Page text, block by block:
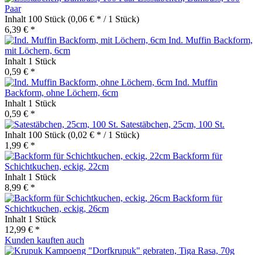
Paar
Inhalt 100 Stück (0,06 € * / 1 Stück)
6,39 € *
Ind. Muffin Backform,
mit Löchern, 6cm
Inhalt 1 Stück
0,59 € *
Ind. Muffin
Backform, ohne Löchern, 6cm
Inhalt 1 Stück
0,59 € *
Satestäbchen, 25cm, 100 St.
Inhalt 100 Stück (0,02 € * / 1 Stück)
1,99 € *
Backform für
Schichtkuchen, eckig, 22cm
Inhalt 1 Stück
8,99 € *
Backform für
Schichtkuchen, eckig, 26cm
Inhalt 1 Stück
12,99 € *
Kunden kauften auch